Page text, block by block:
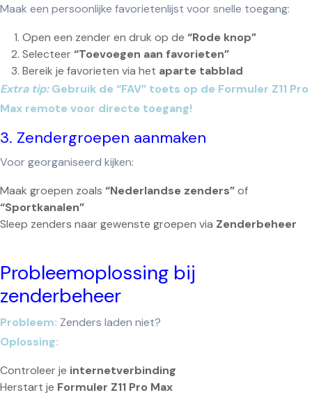
Maak een persoonlijke favorietenlijst voor snelle toegang:
Open een zender en druk op de “Rode knop”
Selecteer “Toevoegen aan favorieten”
Bereik je favorieten via het aparte tabblad
Extra tip:Gebruik de “FAV” toets op de Formuler Z11 Pro
Max remote voor directe toegang!
3. Zendergroepen aanmaken
Voor georganiseerd kijken:
Maak groepen zoals “Nederlandse zenders”of
“Sportkanalen”
Sleep zenders naar gewenste groepen via Zenderbeheer
Probleemoplossing bij
zenderbeheer
Probleem: Zenders laden niet?
Oplossing:
Controleer je internetverbinding
Herstart je Formuler Z11 Pro Max